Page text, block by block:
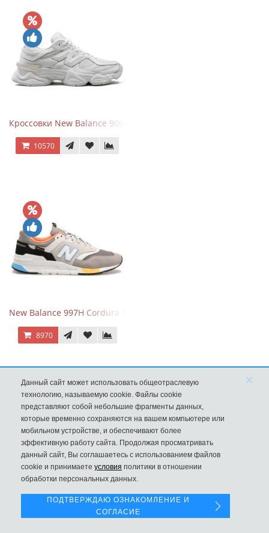
Кроссовки New Balance 9060 Triple White
10570
New Balance 997H Cordura Marblehead с желтой и голубой
8970
New Balance 530 Custom Retro Cream Grey
Данный сайт может использовать общеотраслевую
технологию, называемую cookie. Файлы cookie
представляют собой небольшие фрагменты данных,
которые временно сохраняются на вашем компьютере или
мобильном устройстве, и обеспечивают более
эффективную работу сайта. Продолжая просматривать
данный сайт, Вы соглашаетесь с использованием файлов
cookie и принимаете условия политики в отношении
обработки персональных данных.
×
ПОДТВЕРЖДАЮ ОЗНАКОМЛЕНИЕ И
СОГЛАСИЕ